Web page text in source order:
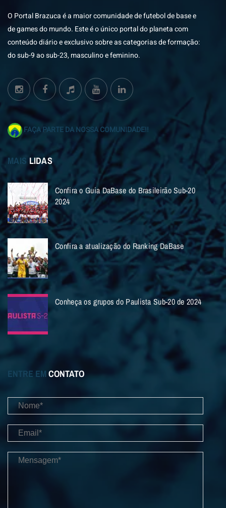
O Portal Brazuca é a maior comunidade de futebol de base e
de games do mundo. Este é o único portal do planeta com
conteúdo diário e exclusivo sobre as categorias de formação:
do sub-9 ao sub-23, masculino e feminino.
FAÇA PARTE DA NOSSA COMUNIDADE!!
MAIS LIDAS
Confira o Guia DaBase do Brasileirão Sub-20
2024
Confira a atualização do Ranking DaBase
Conheça os grupos do Paulista Sub-20 de 2024
ENTRE EM CONTATO